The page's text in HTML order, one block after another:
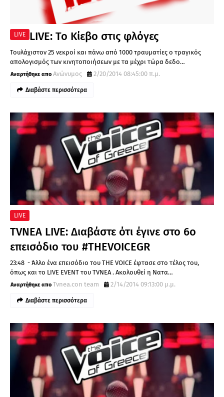
LIVE LIVE: Το Κίεβο στις φλόγες
Τουλάχιστον 25 νεκροί και πάνω από 1000 τραυματίες ο τραγικός
απολογισμός των κινητοποιήσεων με τα μέχρι τώρα δεδο…
Ανώνυμος
2/20/2014 08:45:00 π.μ.
Διαβάστε περισσότερα
LIVE
TVNEA LIVE: Διαβάστε ότι έγινε στο 6ο
επεισόδιο του #THEVOICEGR
23:48 - Άλλο ένα επεισόδιο του THE VOICE έφτασε στο τέλος του,
όπως και το LIVE EVENT του TVNEA . Ακολουθεί η Νατα…
Tvnea.con team
2/14/2014 09:13:00 μ.μ.
Διαβάστε περισσότερα